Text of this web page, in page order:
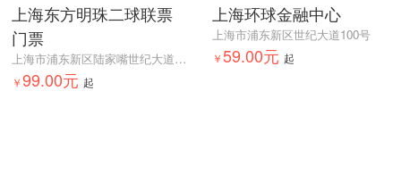
上海东方明珠二球联票
门票
上海市浦东新区陆家嘴世纪大道1号东方明珠东方明珠1号门
￥99.00元 起
上海环球金融中心
上海市浦东新区世纪大道100号
￥59.00元 起